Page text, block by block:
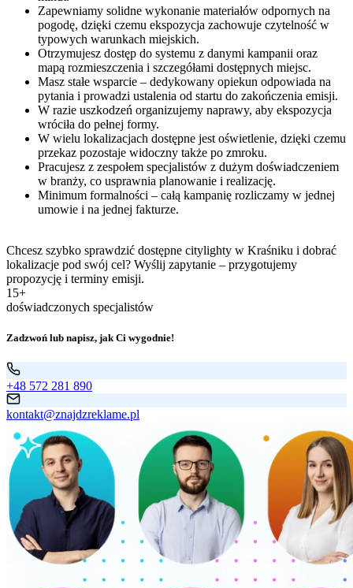
Zapewniamy solidne wykonanie materiałów odpornych na
pogodę, dzięki czemu ekspozycja zachowuje czytelność w
typowych warunkach miejskich.
Otrzymujesz dostęp do systemu z danymi kampanii oraz
mapą rozmieszczenia i szczegółami dostępnych miejsc.
Masz stałe wsparcie – dedykowany opiekun odpowiada na
pytania i prowadzi ustalenia od startu do zakończenia emisji.
W razie uszkodzeń organizujemy naprawy, aby ekspozycja
wróciła do pełnej formy.
W wielu lokalizacjach dostępne jest oświetlenie, dzięki czemu
przekaz pozostaje widoczny także po zmroku.
Pracujesz z zespołem specjalistów z dużym doświadczeniem
w branży, co usprawnia planowanie i realizację.
Minimum formalności – całą kampanię rozliczamy w jednej
umowie i na jednej fakturze.
Chcesz szybko sprawdzić dostępne citylighty w Kraśniku i dobrać
lokalizacje pod swój cel? Wyślij zapytanie – przygotujemy
propozycję i terminy emisji.
15+
doświadczonych specjalistów
Zadzwoń lub napisz, jak Ci wygodnie!
+48 572 281 890
kontakt@znajdzreklame.pl